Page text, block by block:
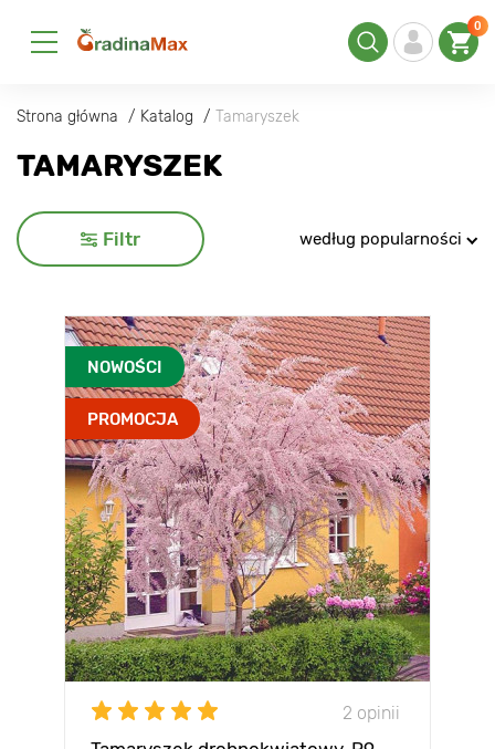
0
Strona główna Katalog Tamaryszek
TAMARYSZEK
Filtr według popularności
NOWOŚCI
PROMOCJA
2 opinii